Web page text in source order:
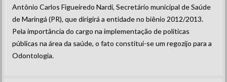
Antônio Carlos Figueiredo Nardi, Secretário municipal de Saúde
de Maringá (PR), que dirigirá a entidade no biênio 2012/2013.
Pela importância do cargo na implementação de políticas
públicas na área da saúde, o fato constitui-se um regozijo para a
Odontologia.